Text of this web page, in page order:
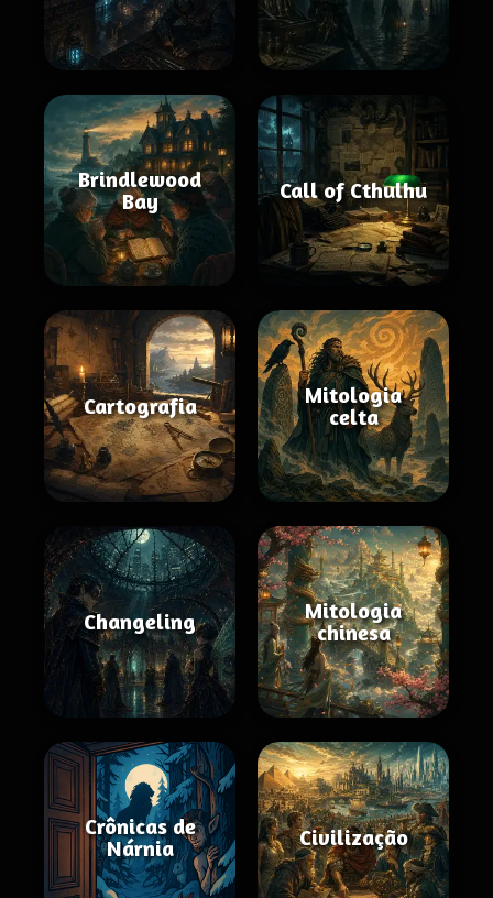
Brindlewood
Bay
Call of Cthulhu
Cartografia
Mitologia
celta
Changeling
Mitologia
chinesa
Crônicas de
Nárnia
Civilização